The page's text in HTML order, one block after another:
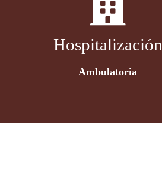
Hospitalización
Ambulatoria